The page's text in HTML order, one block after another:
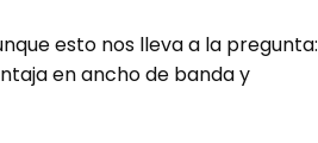
esto nos lleva a la pregunta:
en ancho de banda y